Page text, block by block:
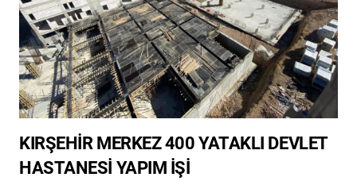
KIRŞEHİR MERKEZ 400 YATAKLI DEVLET
HASTANESİ YAPIM İŞİ